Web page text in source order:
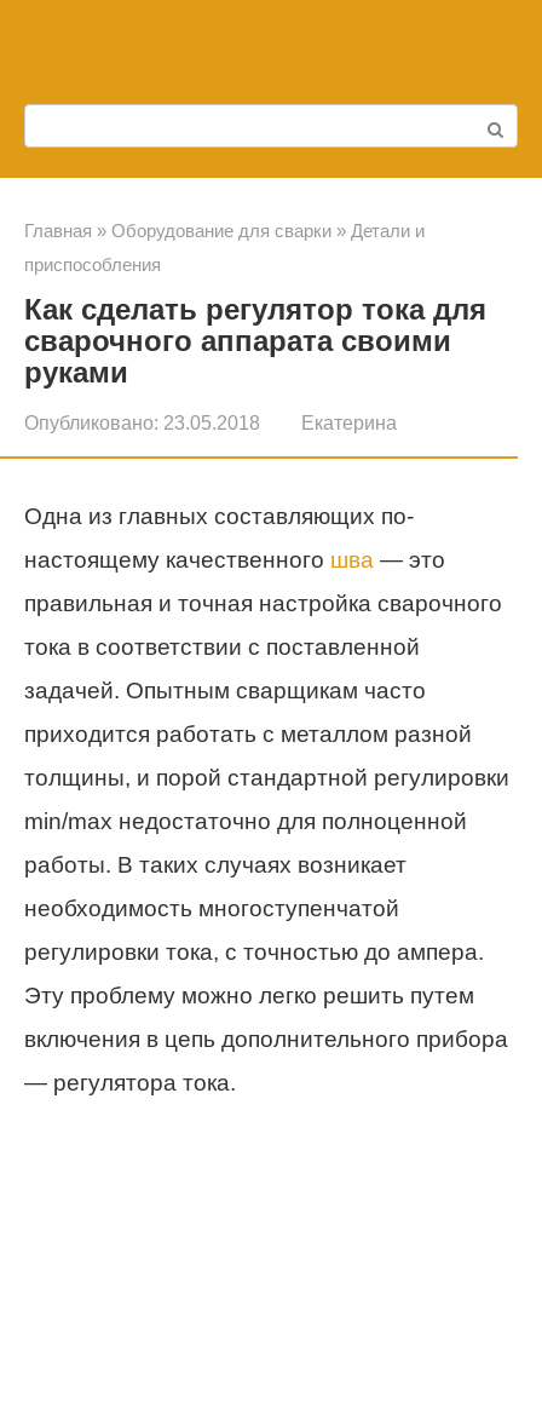
контенту
Главная » Оборудование для сварки » Детали и
приспособления
Как сделать регулятор тока для
сварочного аппарата своими
руками
Опубликовано: 23.05.2018 Екатерина
Одна из главных составляющих по-
настоящему качественного шва — это
правильная и точная настройка сварочного
тока в соответствии с поставленной
задачей. Опытным сварщикам часто
приходится работать с металлом разной
толщины, и порой стандартной регулировки
min/max недостаточно для полноценной
работы. В таких случаях возникает
необходимость многоступенчатой
регулировки тока, с точностью до ампера.
Эту проблему можно легко решить путем
включения в цепь дополнительного прибора
— регулятора тока.